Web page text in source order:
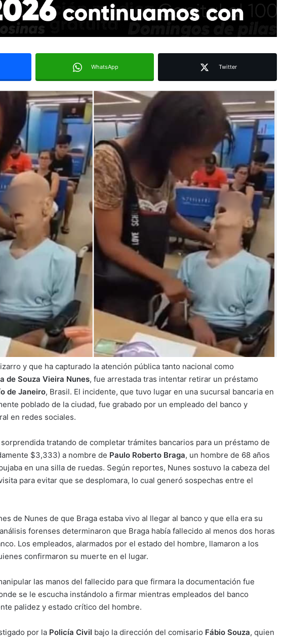
WhatsApp Twitter
y que ha capturado la atención pública tanto nacional como
de Souza Vieira Nunes, fue arrestada tras intentar retirar un préstamo
de Janeiro, Brasil. El incidente, que tuvo lugar en una sucursal bancaria en
poblado de la ciudad, fue grabado por un empleado del banco y
en redes sociales.
tratando de completar trámites bancarios para un préstamo de
$3,333) a nombre de Paulo Roberto Braga, un hombre de 68 años
en una silla de ruedas. Según reportes, Nunes sostuvo la cabeza del
para evitar que se desplomara, lo cual generó sospechas entre el
de Nunes de que Braga estaba vivo al llegar al banco y que ella era su
forenses determinaron que Braga había fallecido al menos dos horas
Los empleados, alarmados por el estado del hombre, llamaron a los
confirmaron su muerte en el lugar.
las manos del fallecido para que firmara la documentación fue
se le escucha instándolo a firmar mientras empleados del banco
palidez y estado crítico del hombre.
por la Policía Civil bajo la dirección del comisario Fábio Souza, quien
Juan Manuel Navarro alista